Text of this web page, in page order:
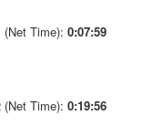
Time): 0:07:59
Time): 0:19:56